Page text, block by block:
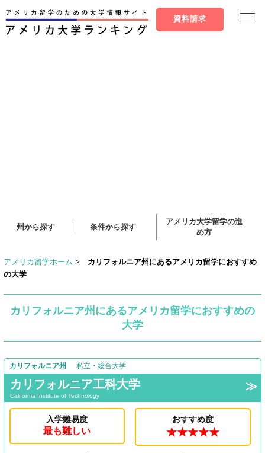
資料請求
州から探す 条件から探す
アメリカ大学留学の進
め方
アメリカ留学ホーム > カリフォルニア州にあるアメリカ留学におすすめ
の大学
カリフォルニア州にあるアメリカ留学におすすめの
大学
カリフォルニア州 私立・総合大学
カリフォルニア工科大学
California Institute of Technology
入学難易度
最も難しい
おすすめ度
★★★★★